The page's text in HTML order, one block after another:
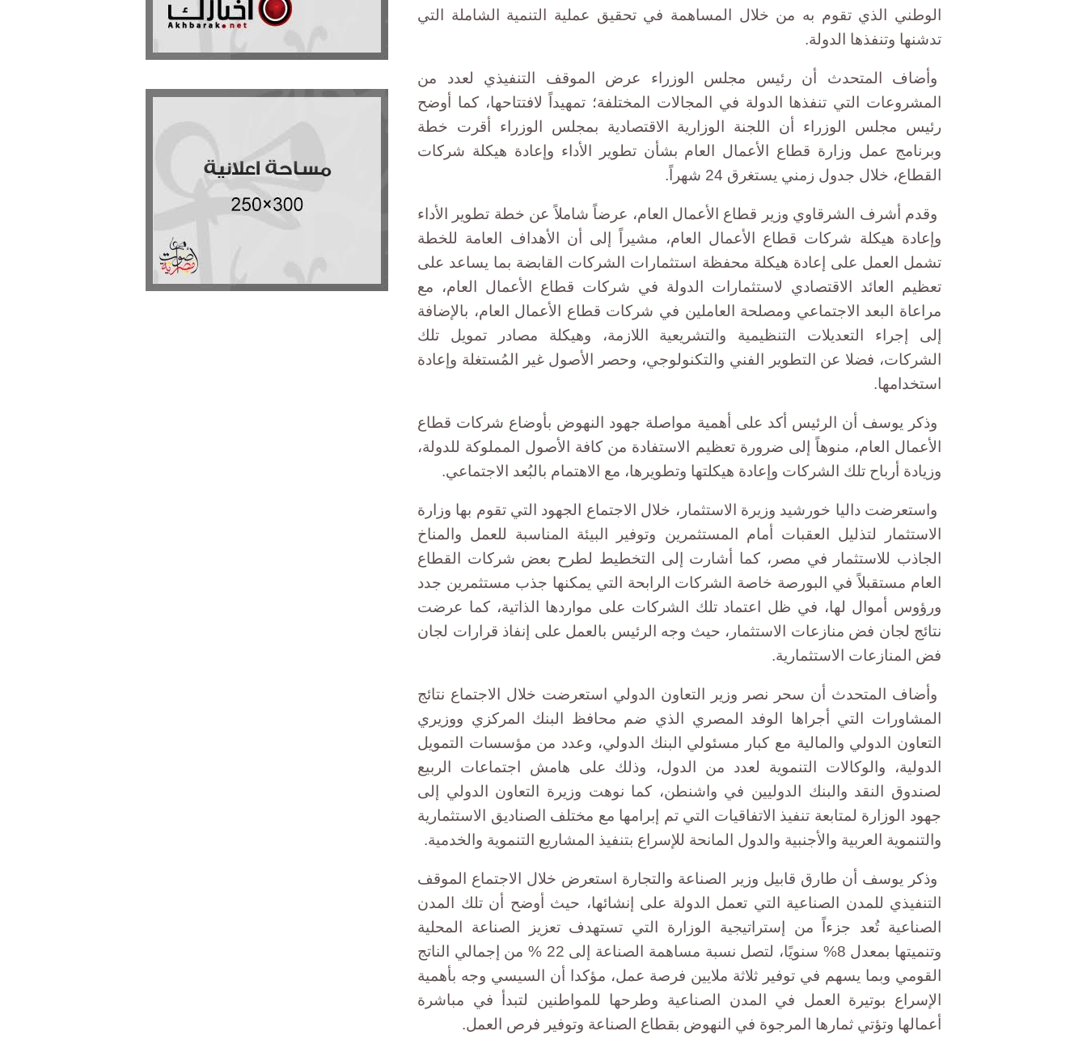
الوطني الذي تقوم به من خلال المساهمة في تحقيق عملية التنمية الشاملة التي
تدشنها وتنفذها الدولة.
وأضاف المتحدث أن رئيس مجلس الوزراء عرض الموقف التنفيذي لعدد من
المشروعات التي تنفذها الدولة في المجالات المختلفة؛ تمهيداً لافتتاحها، كما أوضح
رئيس مجلس الوزراء أن اللجنة الوزارية الاقتصادية بمجلس الوزراء أقرت خطة
وبرنامج عمل وزارة قطاع الأعمال العام بشأن تطوير الأداء وإعادة هيكلة شركات
القطاع، خلال جدول زمني يستغرق 24 شهراً.
وقدم أشرف الشرقاوي وزير قطاع الأعمال العام، عرضاً شاملاً عن خطة تطوير الأداء
وإعادة هيكلة شركات قطاع الأعمال العام، مشيراً إلى أن الأهداف العامة للخطة
تشمل العمل على إعادة هيكلة محفظة استثمارات الشركات القابضة بما يساعد على
تعظيم العائد الاقتصادي لاستثمارات الدولة في شركات قطاع الأعمال العام، مع
مراعاة البعد الاجتماعي ومصلحة العاملين في شركات قطاع الأعمال العام، بالإضافة
إلى إجراء التعديلات التنظيمية والتشريعية اللازمة، وهيكلة مصادر تمويل تلك
الشركات، فضلا عن التطوير الفني والتكنولوجي، وحصر الأصول غير المُستغلة وإعادة
استخدامها.
وذكر يوسف أن الرئيس أكد على أهمية مواصلة جهود النهوض بأوضاع شركات قطاع
الأعمال العام، منوهاً إلى ضرورة تعظيم الاستفادة من كافة الأصول المملوكة للدولة،
وزيادة أرباح تلك الشركات وإعادة هيكلتها وتطويرها، مع الاهتمام بالبُعد الاجتماعي.
واستعرضت داليا خورشيد وزيرة الاستثمار، خلال الاجتماع الجهود التي تقوم بها وزارة
الاستثمار لتذليل العقبات أمام المستثمرين وتوفير البيئة المناسبة للعمل والمناخ
الجاذب للاستثمار في مصر، كما أشارت إلى التخطيط لطرح بعض شركات القطاع
العام مستقبلاً في البورصة خاصة الشركات الرابحة التي يمكنها جذب مستثمرين جدد
ورؤوس أموال لها، في ظل اعتماد تلك الشركات على مواردها الذاتية، كما عرضت
نتائج لجان فض منازعات الاستثمار، حيث وجه الرئيس بالعمل على إنفاذ قرارات لجان
فض المنازعات الاستثمارية.
وأضاف المتحدث أن سحر نصر وزير التعاون الدولي استعرضت خلال الاجتماع نتائج
المشاورات التي أجراها الوفد المصري الذي ضم محافظ البنك المركزي ووزيري
التعاون الدولي والمالية مع كبار مسئولي البنك الدولي، وعدد من مؤسسات التمويل
الدولية، والوكالات التنموية لعدد من الدول، وذلك على هامش اجتماعات الربيع
لصندوق النقد والبنك الدوليين في واشنطن، كما نوهت وزيرة التعاون الدولي إلى
جهود الوزارة لمتابعة تنفيذ الاتفاقيات التي تم إبرامها مع مختلف الصناديق الاستثمارية
والتنموية العربية والأجنبية والدول المانحة للإسراع بتنفيذ المشاريع التنموية والخدمية.
وذكر يوسف أن طارق قابيل وزير الصناعة والتجارة استعرض خلال الاجتماع الموقف
التنفيذي للمدن الصناعية التي تعمل الدولة على إنشائها، حيث أوضح أن تلك المدن
الصناعية تُعد جزءاً من إستراتيجية الوزارة التي تستهدف تعزيز الصناعة المحلية
وتنميتها بمعدل 8% سنويًا، لتصل نسبة مساهمة الصناعة إلى 22 % من إجمالي الناتج
القومي وبما يسهم في توفير ثلاثة ملايين فرصة عمل، مؤكدا أن السيسي وجه بأهمية
الإسراع بوتيرة العمل في المدن الصناعية وطرحها للمواطنين لتبدأ في مباشرة
أعمالها وتؤتي ثمارها المرجوة في النهوض بقطاع الصناعة وتوفير فرص العمل.